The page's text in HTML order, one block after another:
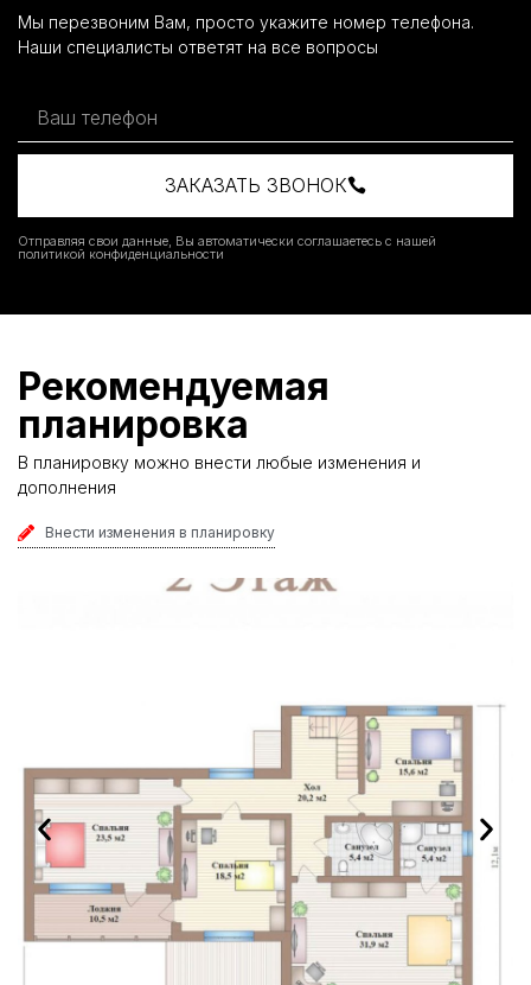
Мы перезвоним Вам, просто укажите номер телефона.
Наши специалисты ответят на все вопросы
ЗАКАЗАТЬ ЗВОНОК
Отправляя свои данные, Вы автоматически соглашаетесь с нашей
политикой конфиденциальности
Рекомендуемая
планировка
В планировку можно внести любые изменения и
дополнения
Внести изменения в планировку